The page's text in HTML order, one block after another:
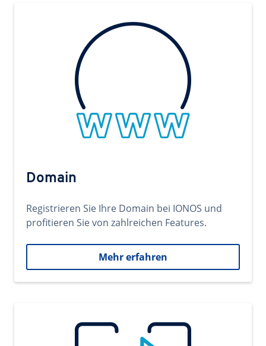
Domain
Registrieren Sie Ihre Domain bei IONOS und
profitieren Sie von zahlreichen Features.
Mehr erfahren